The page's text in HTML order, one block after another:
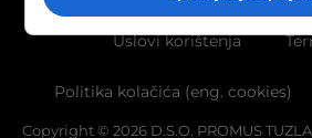
Uslovi korištenja
Politika kolačića (eng. cookies)
Copyright © 2026 D.S.O. PROMUS